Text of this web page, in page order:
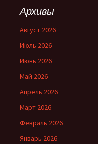
Архивы
Август 2026
Июль 2026
Июнь 2026
Май 2026
Апрель 2026
Март 2026
Февраль 2026
Январь 2026